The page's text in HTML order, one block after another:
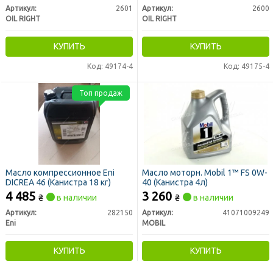
Артикул:
2601
OIL RIGHT
КУПИТЬ
Код: 49174-4
Артикул:
2600
OIL RIGHT
КУПИТЬ
Код: 49175-4
Масло компрессионное Eni
DICREA 46 (Канистра 18 кг)
4 485 ₴ в наличии
Артикул:
282150
Eni
КУПИТЬ
Топ продаж
Масло моторн. Mobil 1™ FS 0W-
40 (Канистра 4л)
3 260 ₴ в наличии
Артикул:
41071009249
MOBIL
КУПИТЬ